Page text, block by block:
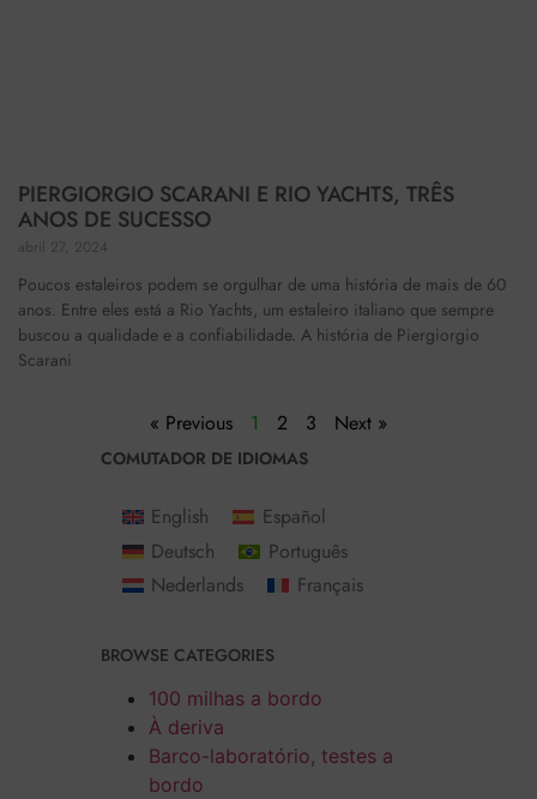
PIERGIORGIO SCARANI E RIO YACHTS, TRÊS
ANOS DE SUCESSO
abril 27, 2024
Poucos estaleiros podem se orgulhar de uma história de mais de 60
anos. Entre eles está a Rio Yachts, um estaleiro italiano que sempre
buscou a qualidade e a confiabilidade. A história de Piergiorgio
Scarani
« Previous 1 2 3 Next »
COMUTADOR DE IDIOMAS
English
Español
Deutsch
Português
Nederlands
Français
BROWSE CATEGORIES
100 milhas a bordo
À deriva
Barco-laboratório, testes a
bordo